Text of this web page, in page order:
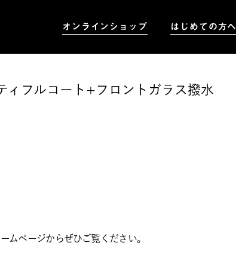
オンラインショップ はじめての方へ
フルコート+フロントガラス撥水
ムページからぜひご覧ください。